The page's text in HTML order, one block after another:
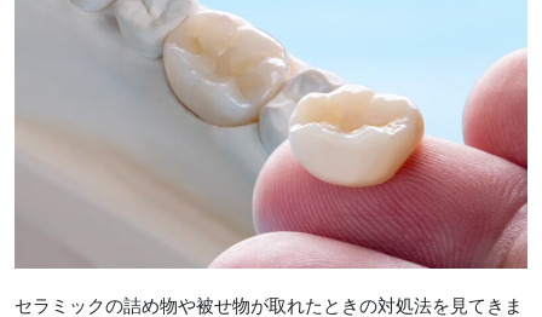
セラミックの詰め物や被せ物が取れたときの対処法を見てきま